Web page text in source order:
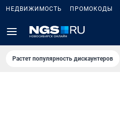
НЕДВИЖИМОСТЬ ПРОМОКОДЫ
Растет популярность дискаунтеров